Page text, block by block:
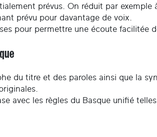
prévus. On réduit par
prévu pour davantage de voix.
pour permettre une écoute facilitée
du titre et des paroles ainsi que la
avec les règles du Basque unifié